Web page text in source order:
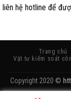
liên hệ hotline để
Trang chủ
Vật tư kiểm soát
Copyright 2020 ©